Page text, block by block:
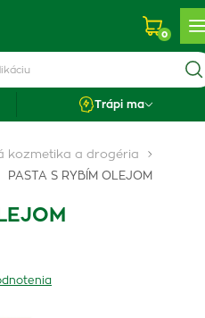
0
Trápi ma
kozmetika a drogéria
PASTA S RYBÍM OLEJOM